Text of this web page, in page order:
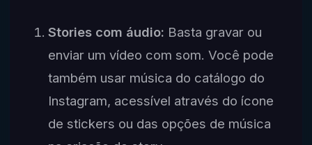
Stories com áudio: Basta gravar ou
enviar um vídeo com som. Você pode
também usar música do catálogo do
Instagram, acessível através do ícone
de stickers ou das opções de música